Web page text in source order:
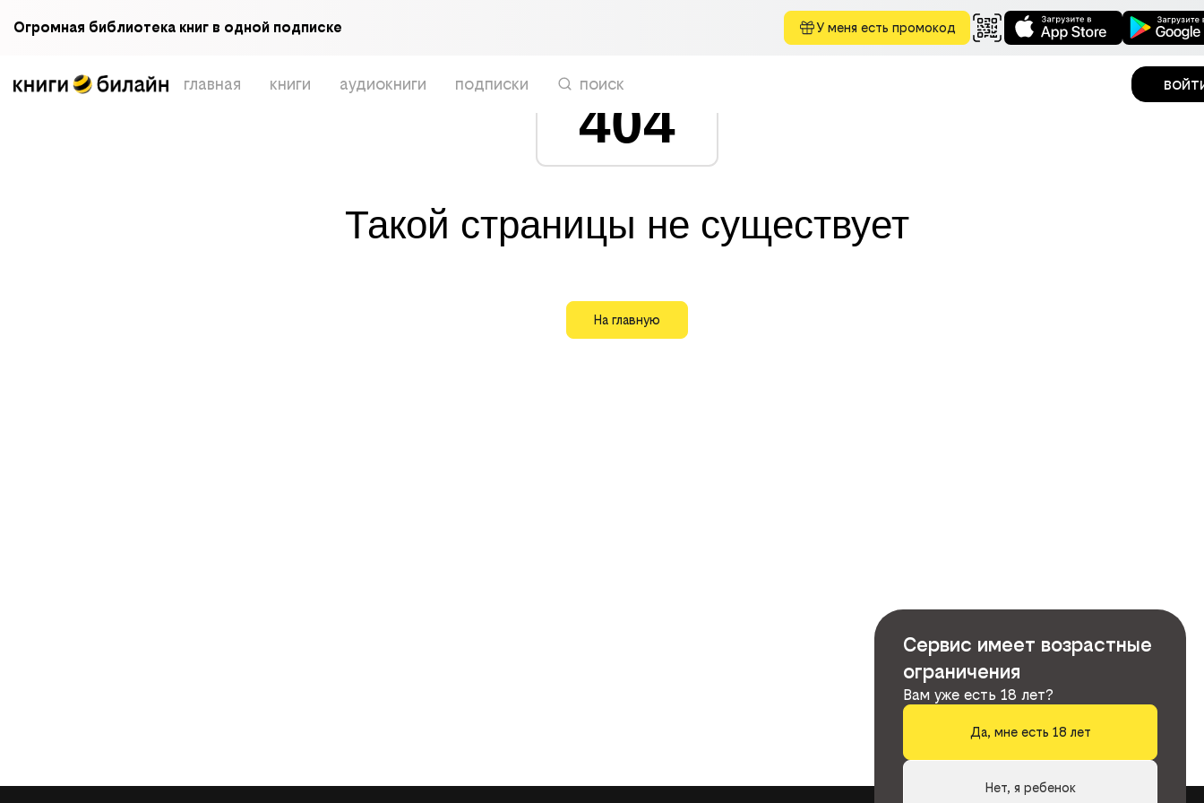
Огромная библиотека книг в одной подписке У меня есть промокод
главная книги аудиокниги подписки поиск
404
Такой страницы не существует
На главную
Сервис имеет возрастные
ограничения
Вам уже есть 18 лет?
Да, мне есть 18 лет
Нет, я ребенок